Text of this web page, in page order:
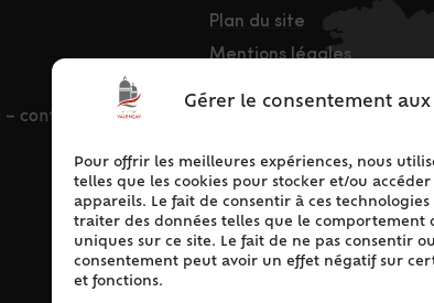
Gérer le consentement
Pour offrir les meilleures expériences, nous
telles que les cookies pour stocker et/ou
appareils. Le fait de consentir à ces
traiter des données telles que le comportement
uniques sur ce site. Le fait de ne pas consentir
consentement peut avoir un effet négatif sur
et fonctions.
contact
Plan du site
Mentions légales
(UE)